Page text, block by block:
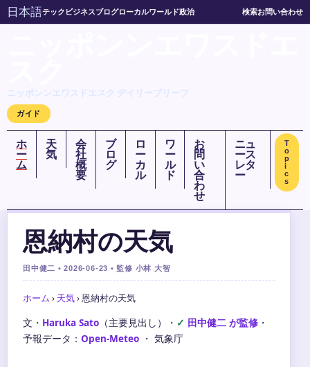
日本語テック ビジネスブログローカルワールド政治 検索お問い合わせ
ニッポンンエワスドエスク デイリーブリーフ
ガイド
ホ
ー
ム
天
気
会
社
概
要
ブ
ロ
グ
ロ
ー
カ
ル
ワ
ー
ル
ド
お
問
い
合
わ
せ
ニュ
ース
レタ
ー
T
o
p
i
c
s
恩納村の天気
田中健二 • 2026-06-23 • 監修 小林 大智
ホーム › 天気›恩納村の天気
文・ Haruka Sato （主要見出し） ・ 田中健二 が監修 ・
予報データ： Open-Meteo ・ 気象庁